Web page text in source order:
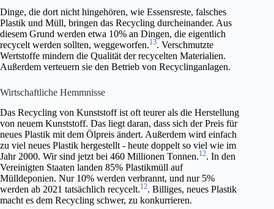
Dinge, die dort nicht hingehören, wie Essensreste, falsches
Plastik und Müll, bringen das Recycling durcheinander. Aus
diesem Grund werden etwa 10% an Dingen, die eigentlich
recycelt werden sollten, weggeworfen.13. Verschmutzte
Wertstoffe mindern die Qualität der recycelten Materialien.
Außerdem verteuern sie den Betrieb von Recyclinganlagen.
Wirtschaftliche Hemmnisse
Das Recycling von Kunststoff ist oft teurer als die Herstellung
von neuem Kunststoff. Das liegt daran, dass sich der Preis für
neues Plastik mit dem Ölpreis ändert. Außerdem wird einfach
zu viel neues Plastik hergestellt - heute doppelt so viel wie im
Jahr 2000. Wir sind jetzt bei 460 Millionen Tonnen.12. In den
Vereinigten Staaten landen 85% Plastikmüll auf
Mülldeponien. Nur 10% werden verbrannt, und nur 5%
werden ab 2021 tatsächlich recycelt.12. Billiges, neues Plastik
macht es dem Recycling schwer, zu konkurrieren.